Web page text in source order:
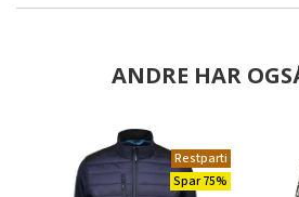
ANDRE HAR
Restparti
Spar 75%